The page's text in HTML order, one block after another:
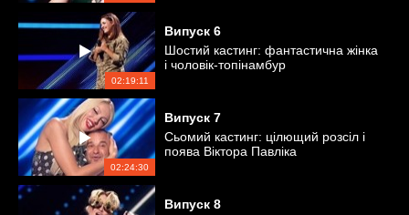
02:19:11
Випуск 6
Шостий кастинг: фантастична жінка
і чоловік-топінамбур
02:24:30
Випуск 7
Сьомий кастинг: цілющий розсіл і
поява Віктора Павліка
Випуск 8